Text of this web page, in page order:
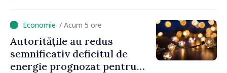
venit
/ Acum 5 ore
Autoritățile au redus
semnificativ deficitul de
energie prognozat pentru